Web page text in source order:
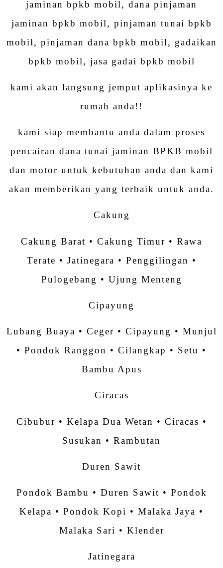
jaminan bpkb mobil, dana pinjaman
jaminan bpkb mobil, pinjaman tunai bpkb
mobil, pinjaman dana bpkb mobil, gadaikan
bpkb mobil, jasa gadai bpkb mobil
kami akan langsung jemput aplikasinya ke
rumah anda!!
kami siap membantu anda dalam proses
pencairan dana tunai jaminan BPKB mobil
dan motor untuk kebutuhan anda dan kami
akan memberikan yang terbaik untuk anda.
Cakung
Cakung Barat • Cakung Timur • Rawa
Terate • Jatinegara • Penggilingan •
Pulogebang • Ujung Menteng
Cipayung
Lubang Buaya • Ceger • Cipayung • Munjul
• Pondok Ranggon • Cilangkap • Setu •
Bambu Apus
Ciracas
Cibubur • Kelapa Dua Wetan • Ciracas •
Susukan • Rambutan
Duren Sawit
Pondok Bambu • Duren Sawit • Pondok
Kelapa • Pondok Kopi • Malaka Jaya •
Malaka Sari • Klender
Jatinegara